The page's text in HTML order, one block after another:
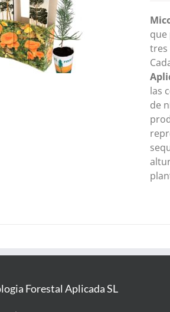
que
tres
las
de
Forestal Aplicada SL